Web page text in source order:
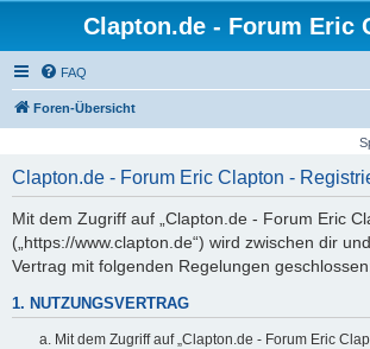
Clapton.de - Forum Eric
FAQ
Foren-Übersicht
Clapton.de - Forum Eric Clapton -
Mit dem Zugriff auf „Clapton.de - Forum Eric
(„https://www.clapton.de“) wird zwischen dir
Vertrag mit folgenden Regelungen
1. NUTZUNGSVERTRAG
Mit dem Zugriff auf „Clapton.de - Forum Eric